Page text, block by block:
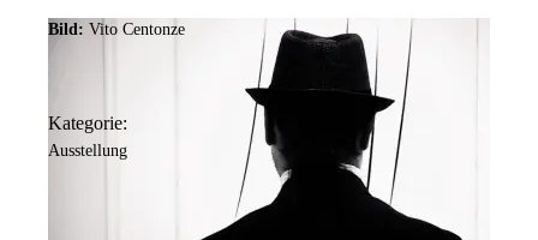
Bild: Vito Centonze
Kategorie:
Ausstellung